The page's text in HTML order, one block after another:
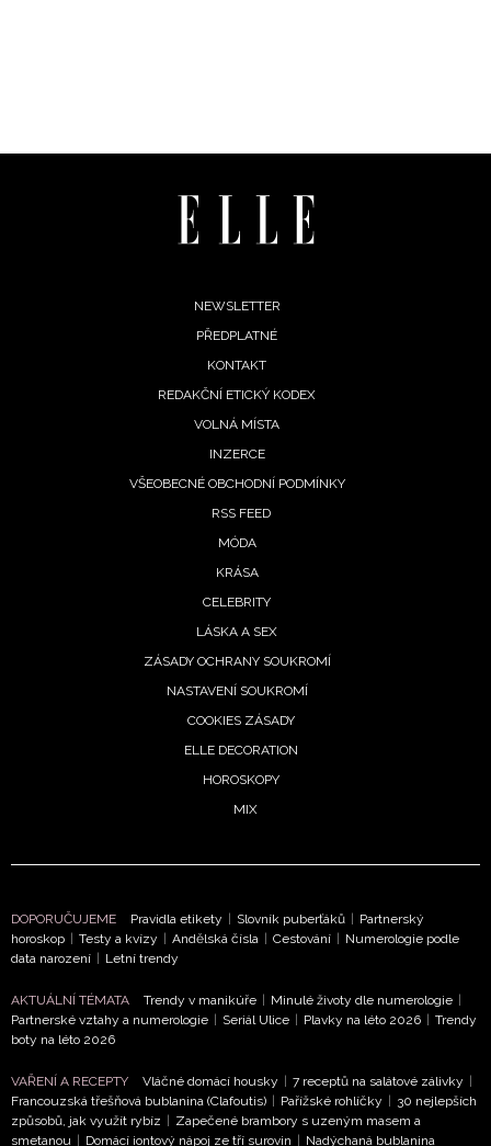
NEWSLETTER
PŘEDPLATNÉ
KONTAKT
REDAKČNÍ ETICKÝ KODEX
VOLNÁ MÍSTA
INZERCE
VŠEOBECNÉ OBCHODNÍ PODMÍNKY
RSS FEED
MÓDA
KRÁSA
CELEBRITY
LÁSKA A SEX
ZÁSADY OCHRANY SOUKROMÍ
NASTAVENÍ SOUKROMÍ
COOKIES ZÁSADY
ELLE DECORATION
HOROSKOPY
MIX
DOPORUČUJEME Pravidla etikety Slovník puberťáků
Partnerský
horoskop
Testy a kvízy Andělská čísla Cestování
Numerologie podle
data narození
Letní trendy
AKTUÁLNÍ TÉMATA Trendy v manikúře Minulé životy dle numerologie
Partnerské vztahy a numerologie
Seriál Ulice Plavky na léto 2026
Trendy
boty na léto 2026
VAŘENÍ A RECEPTY Vláčné domácí housky 7 receptů na salátové zálivky
Francouzská třešňová bublanina (Clafoutis)
Pařížské rohlíčky
30 nejlepších
způsobů, jak využít rybíz
Zapečené brambory s uzeným masem a
smetanou
Domácí iontový nápoj ze tří surovin Nadýchaná bublanina